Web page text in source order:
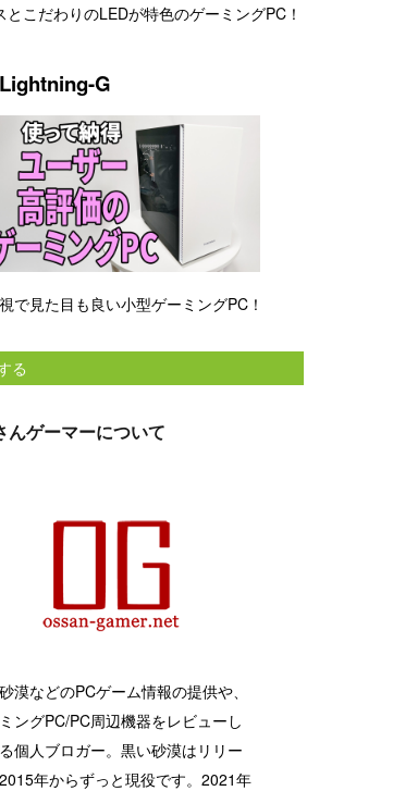
とこだわりのLEDが特色のゲーミングPC！
Lightning-G
で見た目も良い小型ゲーミングPC！
る
んゲーマーについて
漠などのPCゲーム情報の提供や、
ングPC/PC周辺機器をレビューし
個人ブロガー。黒い砂漠はリリー
年からずっと現役です。2021年